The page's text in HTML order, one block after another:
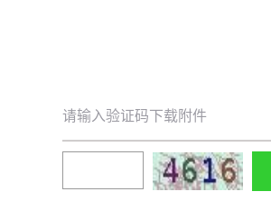
请输入验证码下载附件